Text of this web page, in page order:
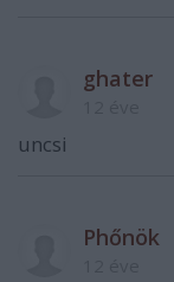
ghater
uncsi
Phőnök